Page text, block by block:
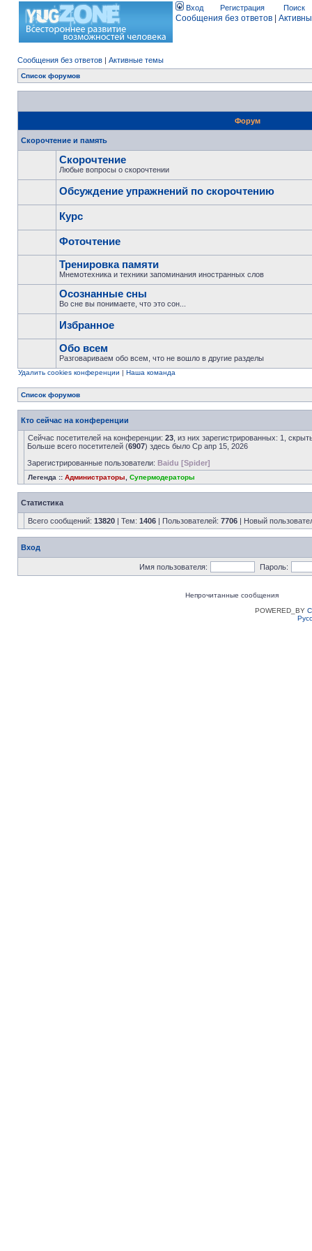
Вход Регистрация Поиск
Сообщения без ответов
Сообщения без ответов | Активные темы
Список форумов
Форум
Скорочтение и память
Скорочтение
Любые вопросы о скорочтении
Обсуждение упражнений по скорочтению
Курс
Фоточтение
Тренировка памяти
Мнемотехника и техники запоминания иностранных слов
Осознанные сны
Во сне вы понимаете, что это сон...
Избранное
Обо всем
Разговариваем обо всем, что не вошло в другие разделы
Удалить cookies конференции | Наша команда
Список форумов
Кто сейчас на конференции
Сейчас посетителей на конференции: 23 , из них зарегистрированных: 1,
Больше всего посетителей (6907) здесь было Ср апр 15, 2026
Зарегистрированные пользователи: Baidu [Spider]
Легенда :: Администраторы Супермодераторы
Статистика
Всего сообщений: 13820 | Тем: 1406 | Пользователей: 7706 | Новый
Вход
Имя пользователя: Пароль:
Непрочитанные сообщения
POWERED_BY